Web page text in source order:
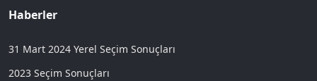
Haberler
31 Mart 2024 Yerel Seçim Sonuçları
2023 Seçim Sonuçları